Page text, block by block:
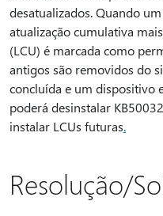
desatualizados. Quando
atualização cumulativa
(LCU) é marcada como
antigos são removidos do
concluída e um dispositivo
poderá desinstalar
instalar LCUs futuras.
Resolução/